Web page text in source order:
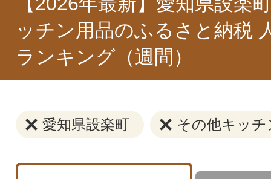
ッチン用品のふるさと納税
ランキング（週間）
愛知県設楽町 その他キッチ